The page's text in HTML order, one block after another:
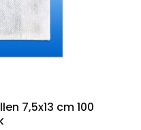
7,5x13 cm 100